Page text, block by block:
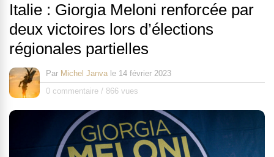
Italie : Giorgia Meloni renforcée par
deux victoires lors d’élections
régionales partielles
Par Michel Janva le 14 février 2023
0 commentaire / 866 vues